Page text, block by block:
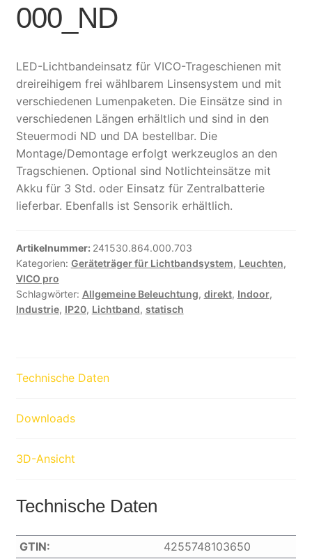
000_ND
LED-Lichtbandeinsatz für VICO-Trageschienen mit
dreireihigem frei wählbarem Linsensystem und mit
verschiedenen Lumenpaketen. Die Einsätze sind in
verschiedenen Längen erhältlich und sind in den
Steuermodi ND und DA bestellbar. Die
Montage/Demontage erfolgt werkzeuglos an den
Tragschienen. Optional sind Notlichteinsätze mit
Akku für 3 Std. oder Einsatz für Zentralbatterie
lieferbar. Ebenfalls ist Sensorik erhältlich.
Artikelnummer: 241530.864.000.703
Kategorien: Geräteträger für Lichtbandsystem, Leuchten,
VICO pro
Schlagwörter: Allgemeine Beleuchtung, direkt, Indoor,
Industrie, IP20, Lichtband, statisch
Technische Daten
Downloads
3D-Ansicht
Technische Daten
GTIN:
4255748103650